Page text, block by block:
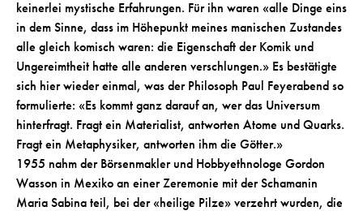
keinerlei mystische Erfahrungen. Für ihn waren «alle Dinge eins
in dem Sinne, dass im Höhepunkt meines manischen Zustandes
alle gleich komisch waren: die Eigenschaft der Komik und
Ungereimtheit hatte alle anderen verschlungen.» Es bestätigte
sich hier wieder einmal, was der Philosoph Paul Feyerabend so
formulierte: «Es kommt ganz darauf an, wer das Universum
hinterfragt. Fragt ein Materialist, antworten Atome und Quarks.
Fragt ein Metaphysiker, antworten ihm die Götter.»
1955 nahm der Börsenmakler und Hobbyethnologe Gordon
Wasson in Mexiko an einer Zeremonie mit der Schamanin
Maria Sabina teil, bei der «heilige Pilze» verzehrt wurden, die